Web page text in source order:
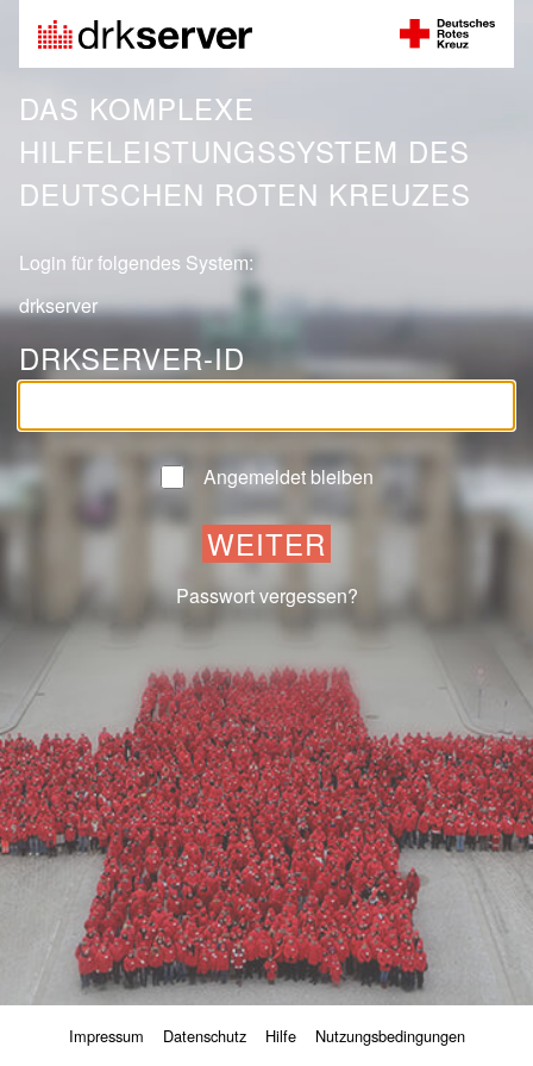
DAS KOMPLEXE
HILFELEISTUNGSSYSTEM DES
DEUTSCHEN ROTEN KREUZES
Login für folgendes System:
drkserver
DRKSERVER-ID
Angemeldet bleiben
WEITER
Passwort vergessen?
Impressum Datenschutz Hilfe Nutzungsbedingungen